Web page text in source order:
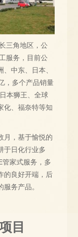
三角地区，公
服务，目前公
中东、日本、
，多个产品销量
本狮王、全球
化、福奈特等知
，基于愉悦的
于日化行业多
家式服务，多
的良好开端，后
务产品。
目